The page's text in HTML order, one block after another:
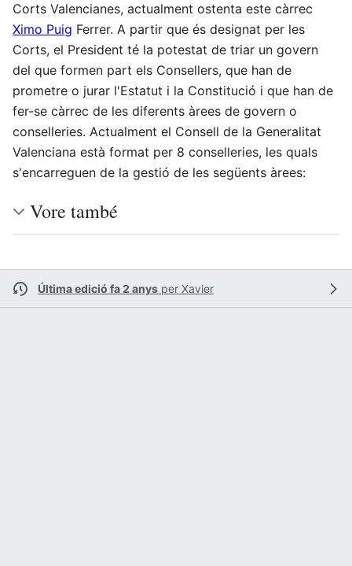
Corts Valencianes, actualment ostenta este càrrec
Ximo Puig Ferrer. A partir que és designat per les
Corts, el President té la potestat de triar un govern
del que formen part els Consellers, que han de
prometre o jurar l'Estatut i la Constitució i que han de
fer-se càrrec de les diferents àrees de govern o
conselleries. Actualment el Consell de la Generalitat
Valenciana està format per 8 conselleries, les quals
s'encarreguen de la gestió de les següents àrees:
Vore també
Última edició fa 2 anys per Xavier